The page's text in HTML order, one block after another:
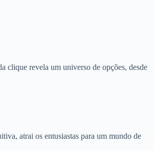
clique revela um universo de opções, desde
atrai os entusiastas para um mundo de